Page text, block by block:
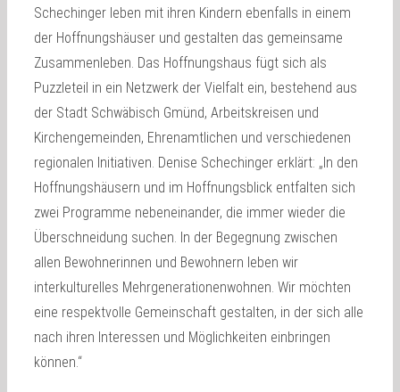
Schechinger leben mit ihren Kindern ebenfalls in einem
der Hoffnungshäuser und gestalten das gemeinsame
Zusammenleben. Das Hoffnungshaus fügt sich als
Puzzleteil in ein Netzwerk der Vielfalt ein, bestehend aus
der Stadt Schwäbisch Gmünd, Arbeitskreisen und
Kirchengemeinden, Ehrenamtlichen und verschiedenen
regionalen Initiativen. Denise Schechinger erklärt: „In den
Hoffnungshäusern und im Hoffnungsblick entfalten sich
zwei Programme nebeneinander, die immer wieder die
Überschneidung suchen. In der Begegnung zwischen
allen Bewohnerinnen und Bewohnern leben wir
interkulturelles Mehrgenerationenwohnen. Wir möchten
eine respektvolle Gemeinschaft gestalten, in der sich alle
nach ihren Interessen und Möglichkeiten einbringen
können.“